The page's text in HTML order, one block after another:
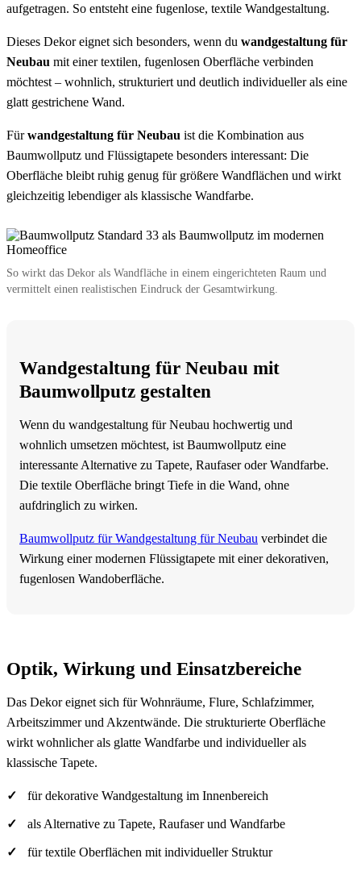
aufgetragen. So entsteht eine fugenlose, textile Wandgestaltung.
Dieses Dekor eignet sich besonders, wenn du wandgestaltung für
Neubau mit einer textilen, fugenlosen Oberfläche verbinden
möchtest – wohnlich, strukturiert und deutlich individueller als eine
glatt gestrichene Wand.
Fürwandgestaltung für Neubau ist die Kombination aus
Baumwollputz und Flüssigtapete besonders interessant: Die
Oberfläche bleibt ruhig genug für größere Wandflächen und wirkt
gleichzeitig lebendiger als klassische Wandfarbe.
So wirkt das Dekor als Wandfläche in einem eingerichteten Raum und
vermittelt einen realistischen Eindruck der Gesamtwirkung.
Wandgestaltung für Neubau mit
Baumwollputz gestalten
Wenn du wandgestaltung für Neubau hochwertig und
wohnlich umsetzen möchtest, ist Baumwollputz eine
interessante Alternative zu Tapete, Raufaser oder Wandfarbe.
Die textile Oberfläche bringt Tiefe in die Wand, ohne
aufdringlich zu wirken.
Baumwollputz für Wandgestaltung für Neubau verbindet die
Wirkung einer modernen Flüssigtapete mit einer dekorativen,
fugenlosen Wandoberfläche.
Optik, Wirkung und Einsatzbereiche
Das Dekor eignet sich für Wohnräume, Flure, Schlafzimmer,
Arbeitszimmer und Akzentwände. Die strukturierte Oberfläche
wirkt wohnlicher als glatte Wandfarbe und individueller als
klassische Tapete.
für dekorative Wandgestaltung im Innenbereich
als Alternative zu Tapete, Raufaser und Wandfarbe
für textile Oberflächen mit individueller Struktur